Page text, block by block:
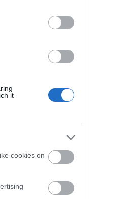
it
cookies on
FIGYELEM! Az oldalon
szöveg és kép
előzetes írásbeli
használható fel.
This work
possession of the
expressed written
blogger.
EGY FAMÍLIA